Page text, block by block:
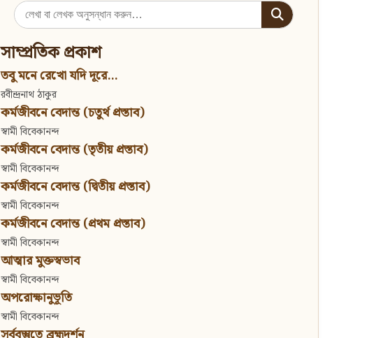
Search
for:
সাম্প্রতিক প্রকাশ
তবু মনে রেখো যদি দূরে...
রবীন্দ্রনাথ ঠাকুর
কর্মজীবনে বেদান্ত (চতুর্থ প্রস্তাব)
স্বামী বিবেকানন্দ
কর্মজীবনে বেদান্ত (তৃতীয় প্রস্তাব)
স্বামী বিবেকানন্দ
কর্মজীবনে বেদান্ত (দ্বিতীয় প্রস্তাব)
স্বামী বিবেকানন্দ
কর্মজীবনে বেদান্ত (প্রথম প্রস্তাব)
স্বামী বিবেকানন্দ
আত্মার মুক্তস্বভাব
স্বামী বিবেকানন্দ
অপরোক্ষানুভূতি
স্বামী বিবেকানন্দ